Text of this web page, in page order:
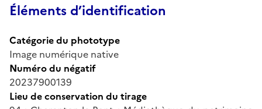
Éléments d’identification
Catégorie du phototype
Image numérique native
Numéro du négatif
20237900139
Lieu de conservation du tirage